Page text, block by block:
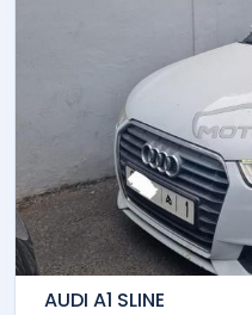
AUDI A1 SLINE